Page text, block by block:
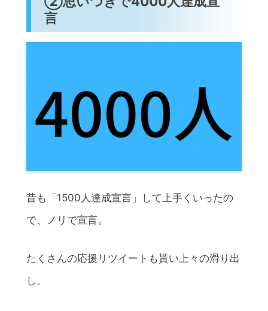
言
昔も「1500人達成宣言」して上手くいったの
で、ノリで宣言。
たくさんの応援リツイートも貰い上々の滑り出
し。